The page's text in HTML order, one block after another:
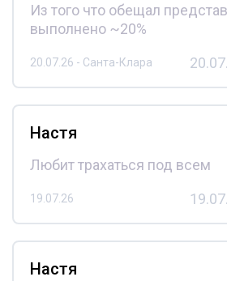
Из того что обещал
выполнено ~20%
20.07.26 - Санта-Клара
Настя
Любит трахаться под всем
19.07.26
Настя